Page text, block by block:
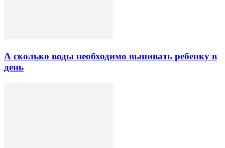
А сколько воды необходимо выпивать ребенку в
день